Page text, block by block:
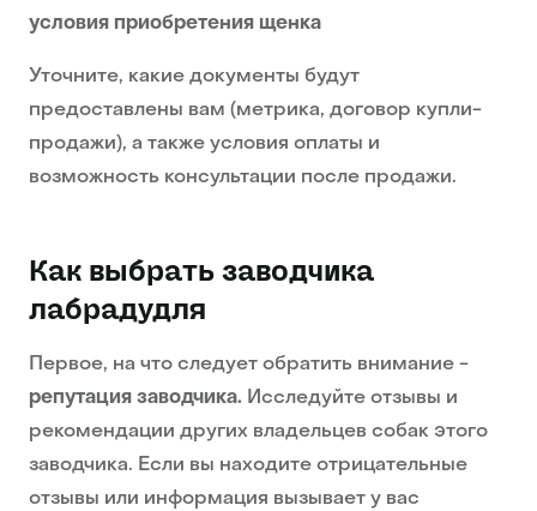
условия приобретения щенка
Уточните, какие документы будут
предоставлены вам (метрика, договор купли-
продажи), а также условия оплаты и
возможность консультации после продажи.
Как выбрать заводчика
лабрадудля
Первое, на что следует обратить внимание -
репутация заводчика. Исследуйте отзывы и
рекомендации других владельцев собак этого
заводчика. Если вы находите отрицательные
отзывы или информация вызывает у вас